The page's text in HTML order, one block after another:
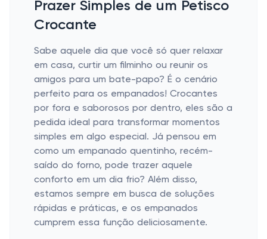
Prazer Simples de um Petisco
Crocante
Sabe aquele dia que você só quer relaxar
em casa, curtir um filminho ou reunir os
amigos para um bate-papo? É o cenário
perfeito para os empanados! Crocantes
por fora e saborosos por dentro, eles são a
pedida ideal para transformar momentos
simples em algo especial. Já pensou em
como um empanado quentinho, recém-
saído do forno, pode trazer aquele
conforto em um dia frio? Além disso,
estamos sempre em busca de soluções
rápidas e práticas, e os empanados
cumprem essa função deliciosamente.